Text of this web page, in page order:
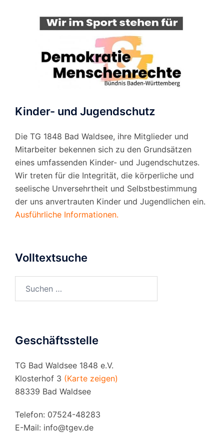
Kinder- und Jugendschutz
Die TG 1848 Bad Waldsee, ihre Mitglieder und
Mitarbeiter bekennen sich zu den Grundsätzen
eines umfassenden Kinder- und Jugendschutzes.
Wir treten für die Integrität, die körperliche und
seelische Unversehrtheit und Selbstbestimmung
der uns anvertrauten Kinder und Jugendlichen ein.
Ausführliche Informationen.
Volltextsuche
Geschäftsstelle
TG Bad Waldsee 1848 e.V.
Klosterhof 3 (Karte zeigen)
88339 Bad Waldsee
Telefon: 07524-48283
E-Mail: info@tgev.de